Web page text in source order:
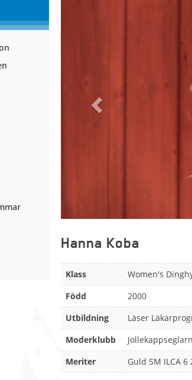
Hanna Koba
Klass
Women's
Född
2000
Utbildning
Läser
Moderklubb
Meriter
Guld SM ILCA 6